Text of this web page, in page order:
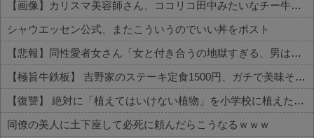
【画像】カリスマ美容師さん、ココリコ田中みたいなチー牛を大変身させた結果がこちらw w w w w w w w w w w
シャウエッセン公式、またこういうのでいい丼をポスト
【悲報】同性愛者女さん「女と付き合うの地獄すぎる、男はどうやって耐えてんの？」←コレは同意せざるおえないと話題に
【極旨牛鉄板】 吉野家のステーキ定食1500円、ガチで美味そうｗｗｗ
【復讐】 絶対に「植えてはいけない植物」を小学校に植えた→20年経って見に行くと…「！？」衝撃の光景が・・・
同僚の美人に土下座して必死に頼んだらこうなるｗｗｗ